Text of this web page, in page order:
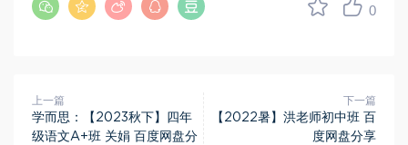
0
上一篇
学而思：【2023秋下】四年
级语文A+班 关娟 百度网盘分
下一篇
【2022暑】洪老师初中班 百
度网盘分享